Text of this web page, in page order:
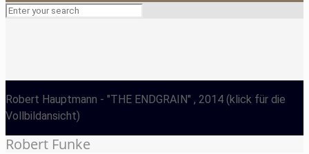
Robert Hauptmann - "THE ENDGRAIN" , 2014 (klick für die
Vollbildansicht)
Robert Funke